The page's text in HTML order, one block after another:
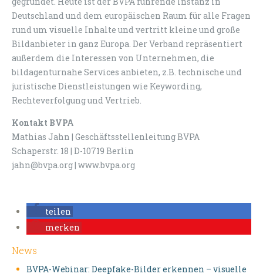
Deutschland und dem europäischen Raum für alle Fragen
rund um visuelle Inhalte und vertritt kleine und große
Bildanbieter in ganz Europa. Der Verband repräsentiert
außerdem die Interessen von Unternehmen, die
bildagenturnahe Services anbieten, z.B. technische und
juristische Dienstleistungen wie Keywording,
Rechteverfolgung und Vertrieb.
Kontakt BVPA
Mathias Jahn | Geschäftsstellenleitung BVPA
Schaperstr. 18 | D-10719 Berlin
jahn@bvpa.org | www.bvpa.org
teilen
merken
News
BVPA-Webinar: Deepfake-Bilder erkennen – visuelle